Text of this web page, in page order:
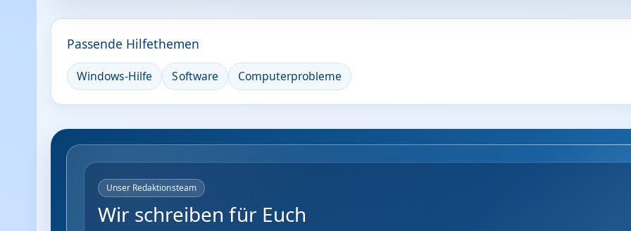
Passende Hilfethemen
Windows-Hilfe Software Computerprobleme
Unser Redaktionsteam
Wir schreiben für Euch